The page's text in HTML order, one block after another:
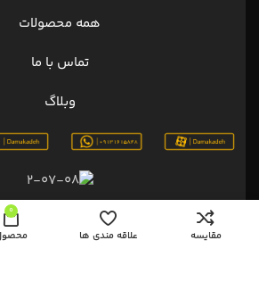
همه محصولات
تماس با ما
وبلاگ
مقایسه علاقه مندی ها
0